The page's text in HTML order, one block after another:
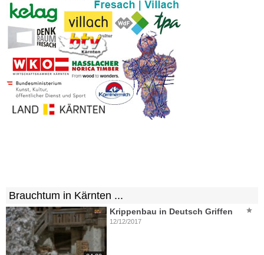
Brauchtum in Kärnten ...
Krippenbau in Deutsch Griffen
12/12/2017